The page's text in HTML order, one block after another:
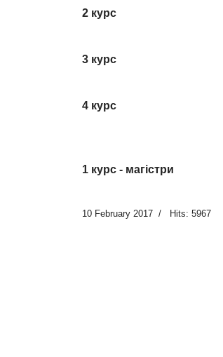
2 курс
3 курс
4 курс
1 курс - магістри
10 February 2017 Hits: 5967